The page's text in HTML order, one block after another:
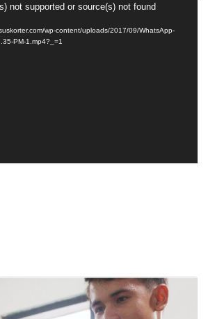
not supported or source(s) not found
wp-content/uploads/2017/09/WhatsApp-
PM-1.mp4?_=1